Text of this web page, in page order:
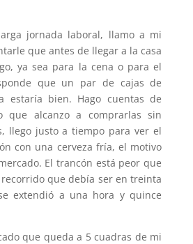
jornada laboral, llamo a mi
que antes de llegar a la casa
ya sea para la cena o para el
que un par de cajas de
estaría bien. Hago cuentas de
que alcanzo a comprarlas sin
llego justo a tiempo para ver el
con una cerveza fría, el motivo
El trancón está peor que
que debía ser en treinta
extendió a una hora y quince
que queda a 5 cuadras de mi